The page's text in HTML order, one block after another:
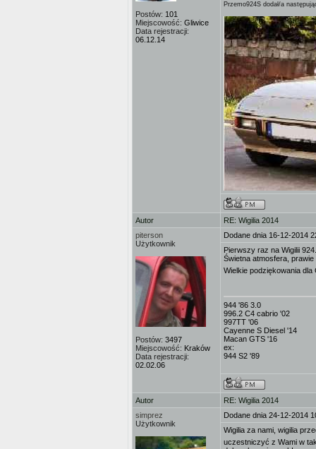
Postów: 101
Miejscowość: Gliwice
Data rejestracji:
06.12.14
Przemo924S dodał/a
Autor
RE: Wigilia 2014
piterson
Użytkownik
Postów: 3497
Miejscowość: Kraków
Data rejestracji:
02.02.06
Dodane dnia 16-12-2014
Pierwszy raz na Wigilii
Świetna atmosfera,
Wielkie podziękowania
944 '86 3.0
996.2 C4 cabrio '02
997TT '06
Cayenne S Diesel '14
Macan GTS '16
ex:
944 S2 '89
Autor
RE: Wigilia 2014
simprez
Użytkownik
Dodane dnia 24-12-2014
Wigilia za nami, wigilia
uczestniczyć z Wami w